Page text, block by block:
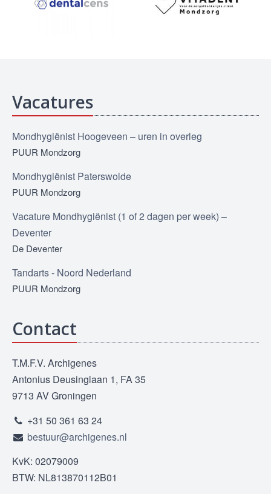
Vacatures
Mondhygiënist Hoogeveen – uren in overleg
PUUR Mondzorg
Mondhygiënist Paterswolde
PUUR Mondzorg
Vacature Mondhygiënist (1 of 2 dagen per week) –
Deventer
De Deventer
Tandarts - Noord Nederland
PUUR Mondzorg
Contact
T.M.F.V. Archigenes
Antonius Deusinglaan 1, FA 35
9713 AV Groningen
+31 50 361 63 24
bestuur@archigenes.nl
KvK: 02079009
BTW: NL813870112B01